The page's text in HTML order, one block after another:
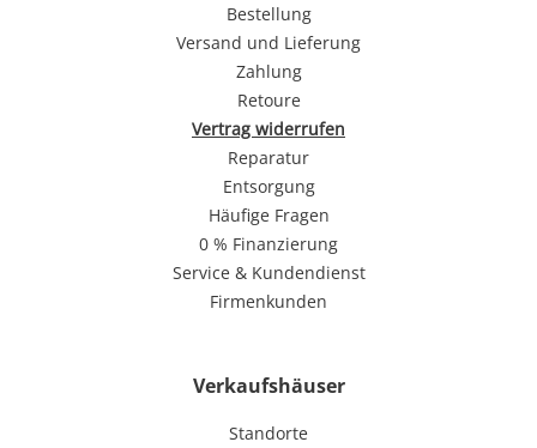
Bestellung
Versand und Lieferung
Zahlung
Retoure
Vertrag widerrufen
Reparatur
Entsorgung
Häufige Fragen
0 % Finanzierung
Service & Kundendienst
Firmenkunden
Verkaufshäuser
Standorte